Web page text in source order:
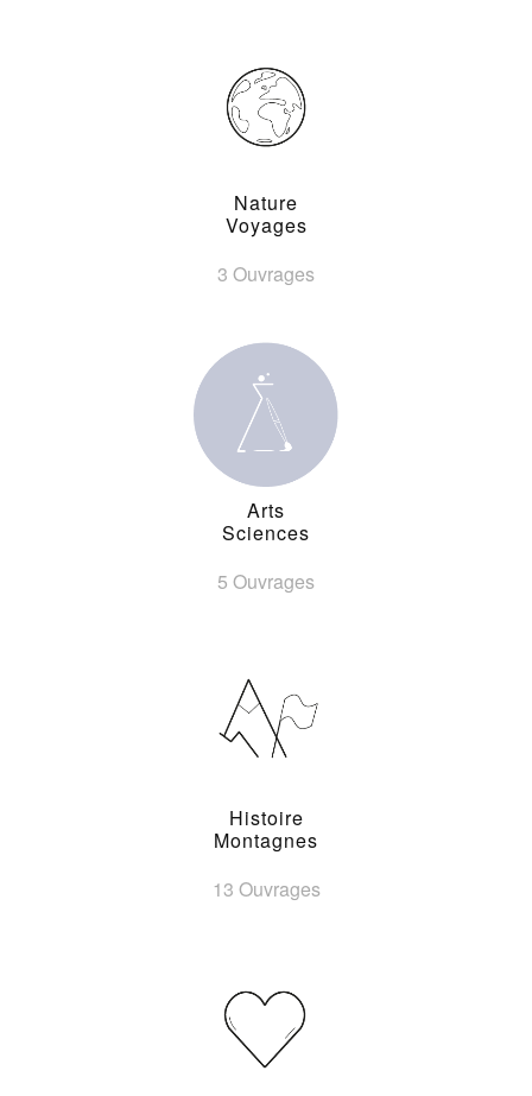
Nature
Voyages
3 Ouvrages
Arts
Sciences
5 Ouvrages
Histoire
Montagnes
13 Ouvrages